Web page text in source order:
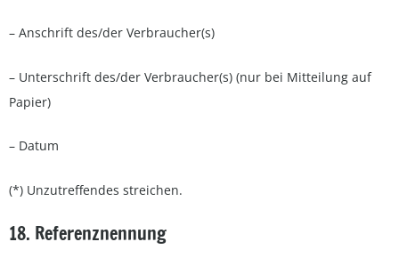
– Anschrift des/der Verbraucher(s)
– Unterschrift des/der Verbraucher(s) (nur bei Mitteilung auf
Papier)
– Datum
(*) Unzutreffendes streichen.
18. Referenznennung